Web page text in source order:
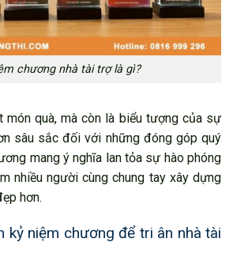
chương nhà tài trợ là gì?
món quà, mà còn là biểu tượng của sự
sâu sắc đối với những đóng góp quý
mang ý nghĩa lan tỏa sự hào phóng
nhiều người cùng chung tay xây dựng
hơn.
kỷ niệm chương để tri ân nhà tài